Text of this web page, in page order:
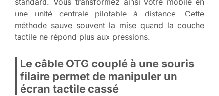
standard. Vous transformez ainsi votre mobile en
une unité centrale pilotable à distance. Cette
méthode sauve souvent la mise quand la couche
tactile ne répond plus aux pressions.
Le câble OTG couplé à une souris
filaire permet de manipuler un
écran tactile cassé